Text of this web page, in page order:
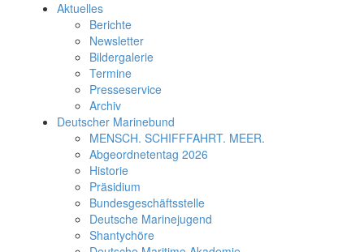
Aktuelles
Berichte
Newsletter
Bildergalerie
Termine
Presseservice
Archiv
Deutscher Marinebund
MENSCH. SCHIFFFAHRT. MEER.
Abgeordnetentag 2026
Historie
Präsidium
Bundesgeschäftsstelle
Deutsche Marinejugend
Shantychöre